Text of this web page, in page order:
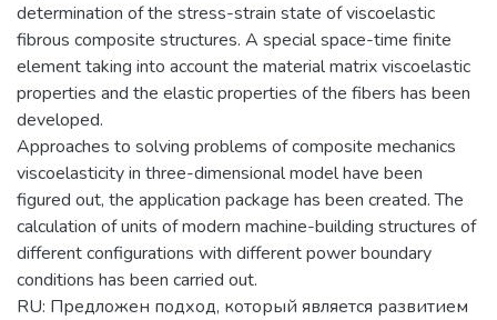
determination of the stress-strain state of viscoelastic
fibrous composite structures. A special space-time finite
element taking into account the material matrix viscoelastic
properties and the elastic properties of the fibers has been
developed.
Approaches to solving problems of composite mechanics
viscoelasticity in three-dimensional model have been
figured out, the application package has been created. The
calculation of units of modern machine-building structures of
different configurations with different power boundary
conditions has been carried out.
RU: Предложен подход, который является развитием